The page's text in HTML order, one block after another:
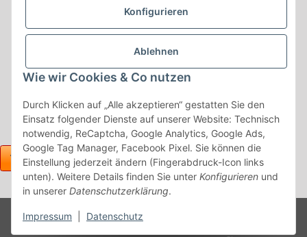
Konfigurieren
Ablehnen
Wie wir Cookies & Co nutzen
Durch Klicken auf „Alle akzeptieren“ gestatten Sie den
Einsatz folgender Dienste auf unserer Website: Technisch
notwendig, ReCaptcha, Google Analytics, Google Ads,
Google Tag Manager, Facebook Pixel. Sie können die
Einstellung jederzeit ändern (Fingerabdruck-Icon links
unten). Weitere Details finden Sie unter Konfigurieren und
in unserer Datenschutzerklärung.
Impressum Datenschutz
Produkt Informationen
Shop Informationen
Gesetzliche Informationen
* Alle Preise inkl. gesetzlicher USt., zzgl.